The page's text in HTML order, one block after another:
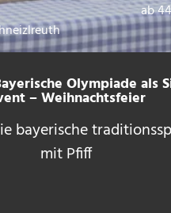
Olympiade als
– Weihnachtsfeier
bayerische
mit Pfiff
ab